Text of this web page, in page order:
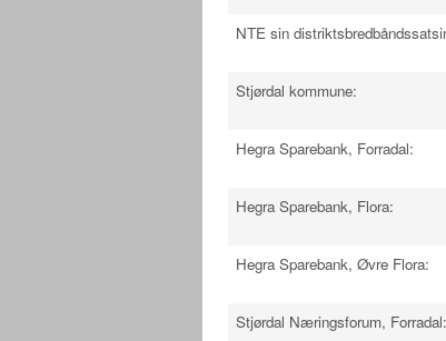
NTE sin
Stjørdal kommune:
Hegra Sparebank, Forradal:
Hegra Sparebank, Flora:
Hegra Sparebank, Øvre Flora:
Stjørdal Næringsforum, Forradal: